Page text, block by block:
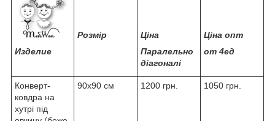
Изделие
Розмір
Ціна
Паралельно
діагоналі
Ціна опт
от 4ед
Конверт-
ковдра на
хутрі під
90x90 см 1200 грн. 1050 грн.